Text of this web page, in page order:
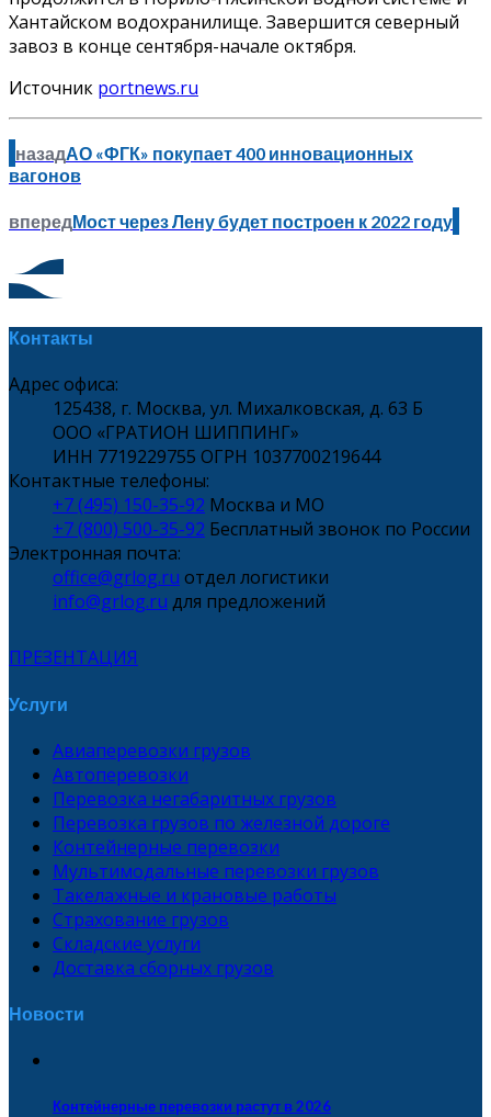
Хантайском водохранилище. Завершится северный
завоз в конце сентября-начале октября.
Источник portnews.ru
назадАО «ФГК» покупает 400 инновационных
вагонов
впередМост через Лену будет построен к 2022 году
Контакты
Адрес офиса:
125438, г. Москва, ул. Михалковская, д. 63 Б
ООО «ГРАТИОН ШИППИНГ»
ИНН 7719229755 ОГРН 1037700219644
Контактные телефоны:
+7 (495) 150-35-92 Москва и МО
+7 (800) 500-35-92 Бесплатный звонок по России
Электронная почта:
office@grlog.ru отдел логистики
info@grlog.ru для предложений
ПРЕЗЕНТАЦИЯ
Услуги
Авиаперевозки грузов
Автоперевозки
Перевозка негабаритных грузов
Перевозка грузов по железной дороге
Контейнерные перевозки
Мультимодальные перевозки грузов
Такелажные и крановые работы
Страхование грузов
Складские услуги
Доставка сборных грузов
Новости
Контейнерные перевозки растут в 2026